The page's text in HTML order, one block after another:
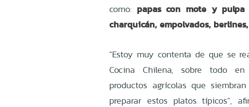
como: papas con mote y
charquicán, empolvados,
“Estoy muy contenta de que se
Cocina Chilena, sobre todo
productos agrícolas que
preparar estos platos típicos”,